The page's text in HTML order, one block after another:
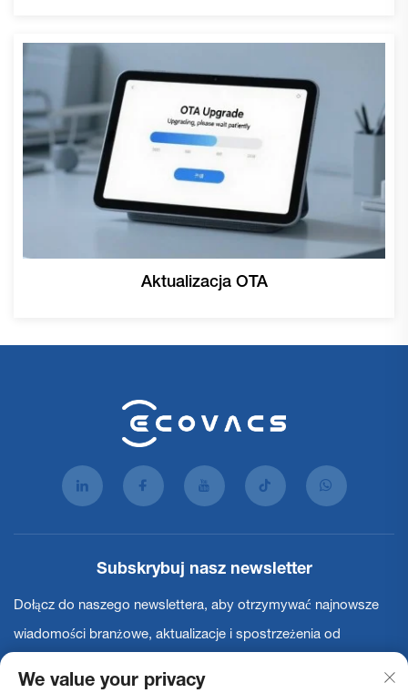
Aktualizacja OTA
Subskrybuj nasz newsletter
Dołącz do naszego newslettera, aby otrzymywać najnowsze
wiadomości branżowe, aktualizacje i spostrzeżenia od
We value your privacy